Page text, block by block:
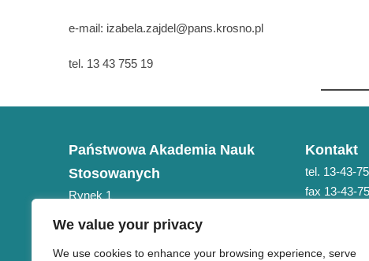
We value your privacy
We use cookies to enhance your browsing experience, serve
e-mail: izabela.zajdel@pans.krosno.pl
tel. 13 43 755 19
Państwowa Akademia Nauk
Stosowanych
Rynek 1
NIP 684-21-75-051
Kontakt
tel. 13-43-
fax 13-43-
e-mail: